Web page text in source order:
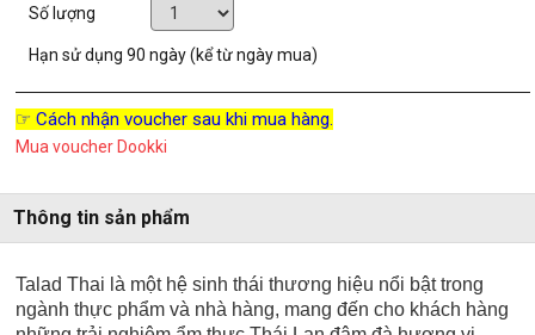
Số lượng
Hạn sử dụng90 ngày (kể từ ngày mua)
☞ Cách nhận voucher sau khi mua hàng.
Mua voucher Dookki
Thông tin sản phẩm
Talad Thai là một hệ sinh thái thương hiệu nổi bật trong
ngành thực phẩm và nhà hàng, mang đến cho khách hàng